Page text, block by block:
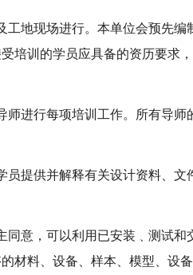
工地现场进行。本单位会预先
培训的学员应具备的资历要求
师进行每项培训工作。所有导师
员提供并解释有关设计资料、
同意，可以利用已安装﹑测试
材料、设备、样本、模型、设